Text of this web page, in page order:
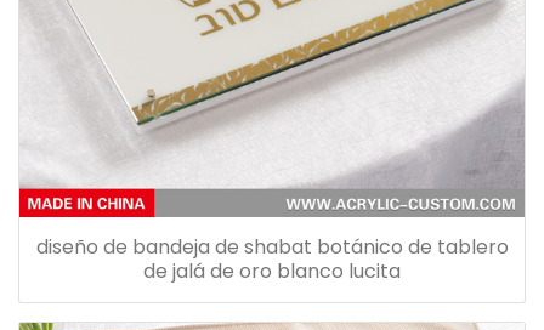
diseño de bandeja de shabat botánico de tablero
de jalá de oro blanco lucita